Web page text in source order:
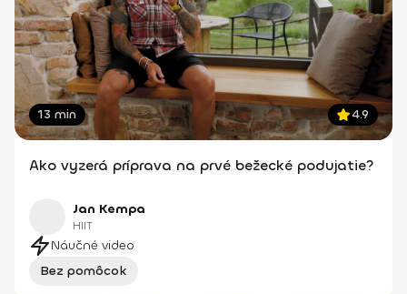
13 min 4.9
Ako vyzerá príprava na prvé bežecké podujatie?
Jan Kempa
HIIT
Náučné video
Bez pomôcok